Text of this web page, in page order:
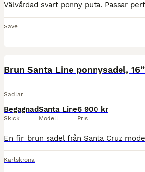
Säve
Brun Santa Line ponnysadel, 16”
Sadlar
Begagnad
Skick
Santa Line
Modell
6 900 kr
Pris
Karlskrona